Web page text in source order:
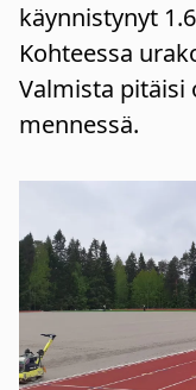
käynnistynyt
Kohteessa
Valmista pitäisi
mennessä.